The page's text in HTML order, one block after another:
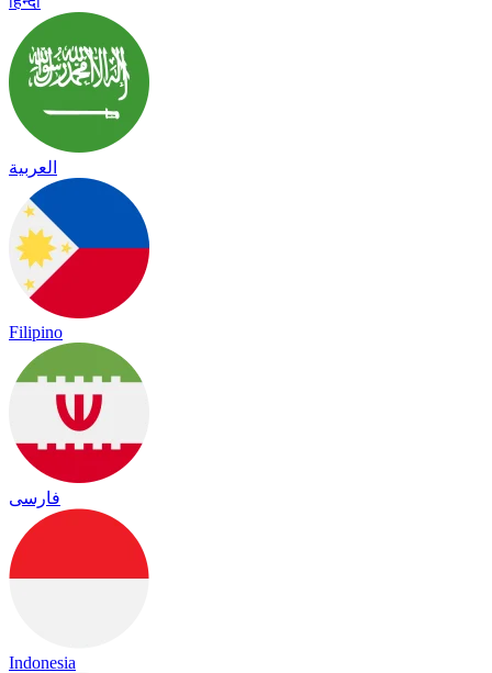
العربية
Filipino
فارسی
Indonesia